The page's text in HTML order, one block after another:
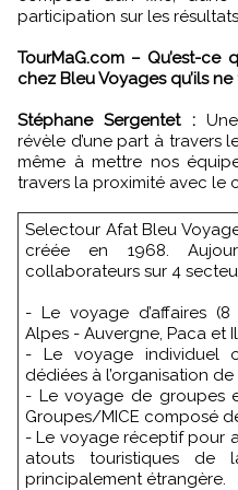
participation sur les résultats
TourMaG.com – Qu’est-
chez Bleu Voyages qu’ils
Stéphane Sergentet :Une
révèle d’une part à travers
même à mettre nos
travers la proximité avec le
Selectour Afat Bleu Voyages est une entreprise familiale
créée en 1968.
collaborateurs sur 4
- Le voyage d’affaires
Alpes - Auvergne, Paca et
- Le voyage individuel
dédiées à l’organisation de
- Le voyage de groupes
Groupes/MICE composé
- Le voyage réceptif pour
atouts touristiques de
principalement étrangère.